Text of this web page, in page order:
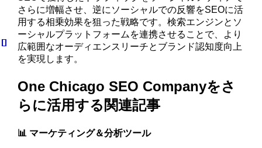
さらに増幅させ、逆にソーシャルでの反響をSEOに活
用する相乗効果を狙った戦略です。検索エンジンとソ
ーシャルプラットフォームを連携させることで、より
広範囲なオーディエンスリーチとブランド認知度向上
を実現します。
One Chicago SEO Companyをさ
らに活用する関連記事
📊 マーケティング＆分析ツール